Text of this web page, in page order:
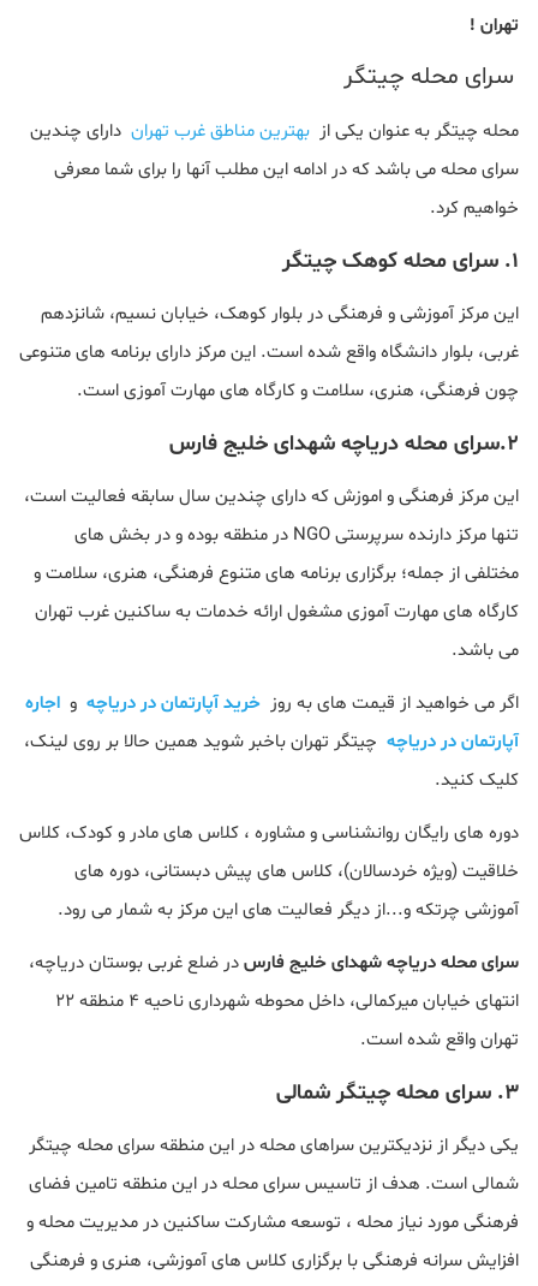
تهران !
سرای محله چیتگر
محله چیتگر به عنوان یکی از بهترین مناطق غرب تهران دارای چندین
سرای محله می باشد که در ادامه این مطلب آنها را برای شما معرفی
خواهیم کرد.
۱. سرای محله کوهک چیتگر
این مرکز آموزشی و فرهنگی در بلوار کوهک، خیابان نسیم، شانزدهم
غربی، بلوار دانشگاه واقع شده است. این مرکز دارای برنامه های متنوعی
چون فرهنگی، هنری، سلامت و کارگاه های مهارت آموزی است.
۲.سرای محله دریاچه شهدای خلیج فارس
این مرکز فرهنگی و اموزش که دارای چندین سال سابقه فعالیت است،
تنها مرکز دارنده سرپرستی NGO در منطقه بوده و در بخش های
مختلفی از جمله؛ برگزاری برنامه های متنوع فرهنگی، هنری، سلامت و
کارگاه های مهارت آموزی مشغول ارائه خدمات به ساکنین غرب تهران
می باشد.
اگر می خواهید از قیمت های به روز خرید آپارتمان در دریاچه و اجاره
آپارتمان در دریاچه چیتگر تهران باخبر شوید همین حالا بر روی لینک،
کلیک کنید.
دوره های رایگان روانشناسی و مشاوره ، کلاس های مادر و کودک، کلاس
خلاقیت (ویژه خردسالان)، کلاس های پیش دبستانی، دوره های
آموزشی چرتکه و...از دیگر فعالیت های این مرکز به شمار می رود.
سرای محله دریاچه شهدای خلیج فارسدر ضلع غربی بوستان دریاچه،
انتهای خیابان میرکمالی، داخل محوطه شهرداری ناحیه ۴ منطقه ۲۲
تهران واقع شده است.
۳. سرای محله چیتگر شمالی
یکی دیگر از نزدیکترین سراهای محله در این منطقه سرای محله چیتگر
شمالی است. هدف از تاسیس سرای محله در این منطقه تامین فضای
فرهنگی مورد نیاز محله ، توسعه مشارکت ساکنین در مدیریت محله و
افزایش سرانه فرهنگی با برگزاری کلاس های آموزشی، هنری و فرهنگی